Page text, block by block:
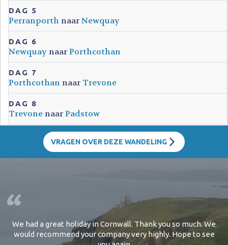
DAG 5
PerranporthnaarNewquay
DAG 6
NewquaynaarPorthcothan
DAG 7
Porthcothannaar Trevone
DAG 8
TrevonenaarPadstow
VRAGEN OVER DEZE WANDELING
We're an 60+ couple and up to now we never commented on
a (hiking)holiday - this time it's different! The guys from